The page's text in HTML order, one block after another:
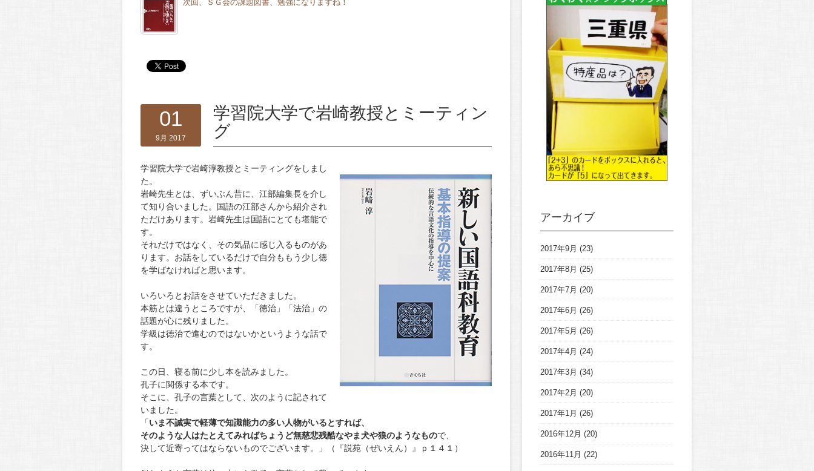
次回、ＳＧ会の課題図書、勉強になりますね！
01
9月 2017
学習院大学で岩崎教授とミーティン
グ
学習院大学で岩崎淳教授とミーティングをしまし
た。
岩崎先生とは、ずいぶん昔に、江部編集長を介し
て知り合いました。国語の江部さんから紹介され
ただけあります。岩崎先生は国語にとても堪能で
す。
それだけではなく、その気品に感じ入るものがあ
ります。お話をしているだけで自分ももう少し徳
を学ばなければと思います。
いろいろとお話をさせていただきました。
本筋とは違うところですが、「徳治」「法治」の
話題が心に残りました。
学級は徳治で進むのではないかというような話で
す。
この日、寝る前に少し本を読みました。
孔子に関係する本です。
そこに、孔子の言葉として、次のように記されて
いました。
「いま不誠実で軽薄で知識能力の多い人物がいるとすれば、
そのような人はたとえてみればちょうど無慈悲残酷なやま犬や狼のようなもので、
決して近寄ってはならないものでございます。」（『説苑（ぜいえん）』ｐ１４１）
アーカイブ
2017年9月 (23)
2017年8月 (25)
2017年7月 (20)
2017年6月 (26)
2017年5月 (26)
2017年4月 (24)
2017年3月 (34)
2017年2月 (20)
2017年1月 (26)
2016年12月 (20)
2016年11月 (22)